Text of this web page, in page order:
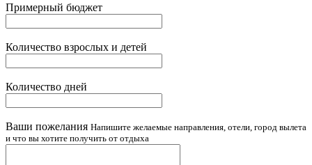
Примерный бюджет
Количество взрослых и детей
Количество дней
Ваши пожелания Напишите желаемые направления, отели, город вылета
и что вы хотите получить от отдыха